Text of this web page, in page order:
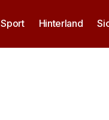
Sport Hinterland